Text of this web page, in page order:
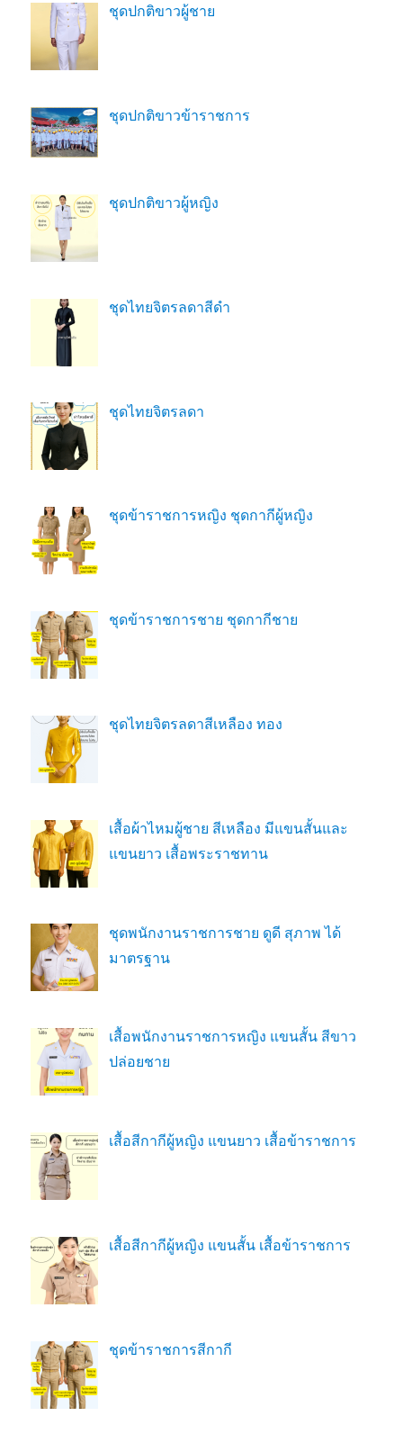
ชุดปกติขาวผู้ชาย
ชุดปกติขาวข้าราชการ
ชุดปกติขาวผู้หญิง
ชุดไทยจิตรลดาสีดํา
ชุดไทยจิตรลดา
ชุดข้าราชการหญิง ชุดกากีผู้หญิง
ชุดข้าราชการชาย ชุดกากีชาย
ชุดไทยจิตรลดาสีเหลือง ทอง
เสื้อผ้าไหมผู้ชาย สีเหลือง มีแขนสั้นและ
แขนยาว เสื้อพระราชทาน
ชุดพนักงานราชการชาย ดูดี สุภาพ ได้
มาตรฐาน
เสื้อพนักงานราชการหญิง แขนสั้น สีขาว
ปล่อยชาย
เสื้อสีกากีผู้หญิง แขนยาว เสื้อข้าราชการ
เสื้อสีกากีผู้หญิง แขนสั้น เสื้อข้าราชการ
ชุดข้าราชการสีกากี